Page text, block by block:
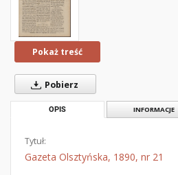
Pokaż treść
Pobierz
OPIS INFORMACJE
Tytuł:
Gazeta Olsztyńska, 1890, nr 21